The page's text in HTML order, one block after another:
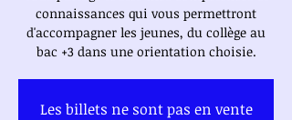
connaissances qui vous permettront
d'accompagner les jeunes, du collège au
bac +3 dans une orientation choisie.
Les billets ne sont pas en vente